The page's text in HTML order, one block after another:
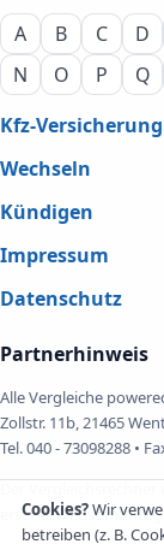
A
B C D
N
O P Q
Kfz-Versicherung
Wechseln
Kündigen
Impressum
Datenschutz
Partnerhinweis
Alle Vergleiche
Zollstr. 11b, 21465
Tel. 040 - 73098288 •
erst nach
Cookies?Wir
betreiben (z. B.